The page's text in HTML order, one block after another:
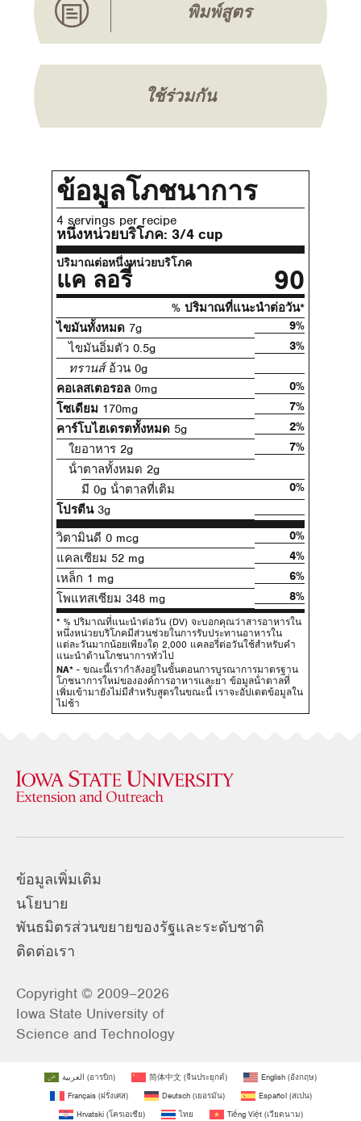
พิมพ์สูตร
ใช้ร่วมกัน
ข้อมูลโภชนาการ
4 servings per recipe
หนึ่งหน่วยบริโภค: 3/4 cup
ปริมาณต่อหนึ่งหน่วยบริโภค
แค ลอรี่ 90
% ปริมาณที่แนะนําต่อวัน*
ไขมันทั้งหมด 7g
9%
ไขมันอิ่มตัว 0.5g
3%
ทรานส์อ้วน 0g
คอเลสเตอรอล 0mg
0%
โซเดียม 170mg
7%
คาร์โบไฮเดรตทั้งหมด 5g
2%
ใยอาหาร 2g
7%
น้ําตาลทั้งหมด 2g
มี 0g น้ําตาลที่เติม
0%
โปรตีน3g
วิตามินดี 0 mcg
0%
แคลเซียม 52 mg
4%
เหล็ก 1 mg
6%
โพแทสเซียม 348 mg
8%
* % ปริมาณที่แนะนําต่อวัน (DV) จะบอกคุณว่าสารอาหารใน
หนึ่งหน่วยบริโภคมีส่วนช่วยในการรับประทานอาหารใน
แต่ละวันมากน้อยเพียงใด 2,000 แคลอรี่ต่อวันใช้สําหรับคํา
แนะนําด้านโภชนาการทั่วไป
NA* - ขณะนี้เรากําลังอยู่ในขั้นตอนการบูรณาการมาตรฐาน
โภชนาการใหม่ขององค์การอาหารและยา ข้อมูลน้ําตาลที่
เพิ่มเข้ามายังไม่มีสําหรับสูตรในขณะนี้ เราจะอัปเดตข้อมูลใน
ไม่ช้า
ข้อมูลเพิ่มเติม
นโยบาย
พันธมิตรส่วนขยายของรัฐและระดับชาติ
ติดต่อเรา
Copyright © 2009–2026
Iowa State University of
Science and Technology
العربية (อารบิก) 简体中文 (จีนประยุกต์) English (อังกฤษ)
Français(ฝรั่งเศส) Deutsch(เยอรมัน) Español(สเปน)
Hrvatski(โครเอเชีย) ไทย Tiếng Việt(เวียดนาม)